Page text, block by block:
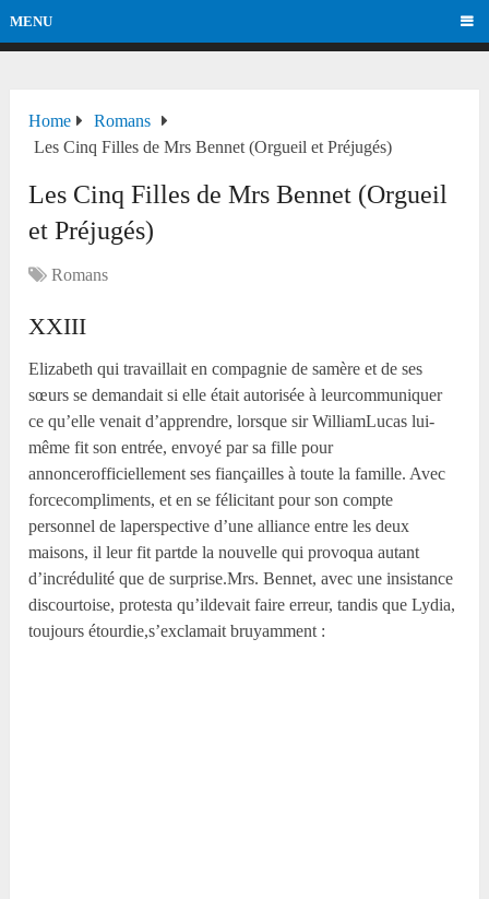
MENU
Home
Romans
Les Cinq Filles de Mrs Bennet (Orgueil et Préjugés)
Les Cinq Filles de Mrs Bennet (Orgueil
et Préjugés)
Romans
XXIII
Elizabeth qui travaillait en compagnie de samère et de ses
sœurs se demandait si elle était autorisée à leurcommuniquer
ce qu’elle venait d’apprendre, lorsque sir WilliamLucas lui-
même fit son entrée, envoyé par sa fille pour
annoncerofficiellement ses fiançailles à toute la famille. Avec
forcecompliments, et en se félicitant pour son compte
personnel de laperspective d’une alliance entre les deux
maisons, il leur fit partde la nouvelle qui provoqua autant
d’incrédulité que de surprise.Mrs. Bennet, avec une insistance
discourtoise, protesta qu’ildevait faire erreur, tandis que Lydia,
toujours étourdie,s’exclamait bruyamment :